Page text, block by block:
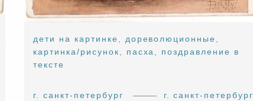
дети на картинке дореволюционные
картинка/рисунок
пасха
поздравление в
тексте
г. санкт-петербург г. санкт-петербург